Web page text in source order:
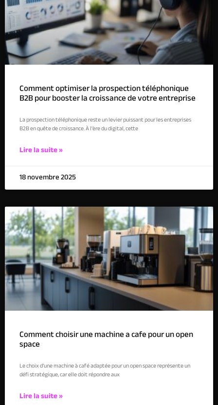
Comment optimiser la prospection téléphonique
B2B pour booster la croissance de votre entreprise
La prospection téléphonique reste un levier puissant pour les entreprises
B2B en quête de croissance. À l'ère du digital, cette
Lire la suite »
18 novembre 2025
Comment choisir une machine a cafe pour un open
space
Le choix d’une machine à café adaptée pour un open space représente un
défi stratégique, car elle doit répondre aux
Lire la suite »